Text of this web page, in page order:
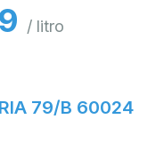
/ litro
79/B 60024